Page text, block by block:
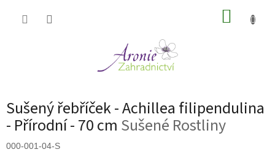
Sušený řebříček - Achillea filipendulina
- Přírodní - 70 cm Sušené Rostliny
000-001-04-S